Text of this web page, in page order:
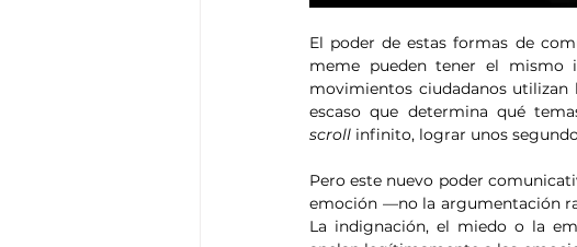
El poder de estas formas de
meme pueden tener el mismo
movimientos ciudadanos
scroll infinito, lograr unos
Pero este nuevo poder
emoción —no la argumentación
La indignación, el miedo o la